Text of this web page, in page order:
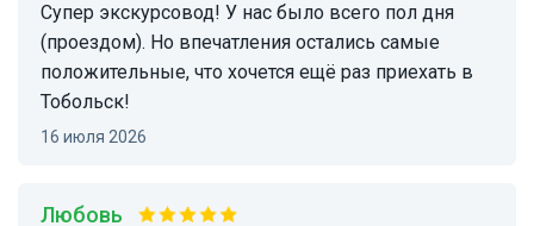
Супер экскурсовод! У нас было всего пол дня
(проездом). Но впечатления остались самые
положительные, что хочется ещё раз приехать в
Тобольск!
16 июля 2026
Любовь